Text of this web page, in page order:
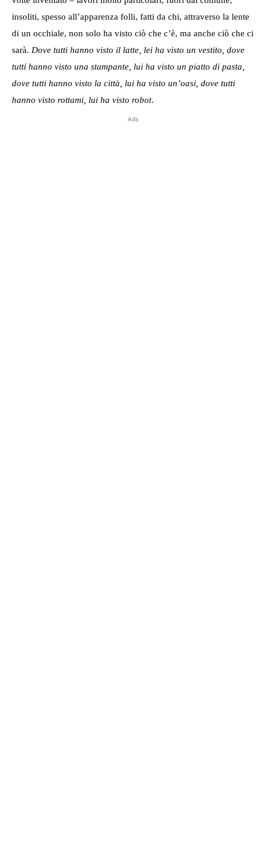
insoliti, spesso all’apparenza folli, fatti da chi, attraverso la lente
di un occhiale, non solo ha visto ciò che c’è, ma anche ciò che ci
sarà. Dove tutti hanno visto il latte, lei ha visto un vestito, dove
tutti hanno visto una stampante, lui ha visto un piatto di pasta,
dove tutti hanno visto la città, lui ha visto un’oasi, dove tutti
hanno visto rottami, lui ha visto robot.
Ads